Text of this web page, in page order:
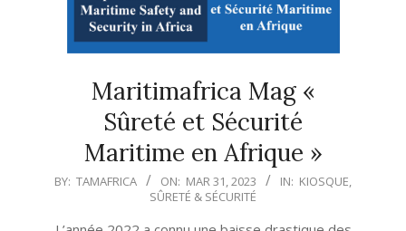
Maritimafrica Mag «
Sûreté et Sécurité
Maritime en Afrique »
2023-
31
BY: TAMAFRICA ON: MAR 31, 2023 IN: KIOSQUE
SÛRETÉ & SÉCURITÉ